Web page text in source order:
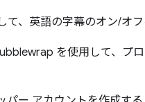
、英語の字幕のオン/オフ
を使用して、プ